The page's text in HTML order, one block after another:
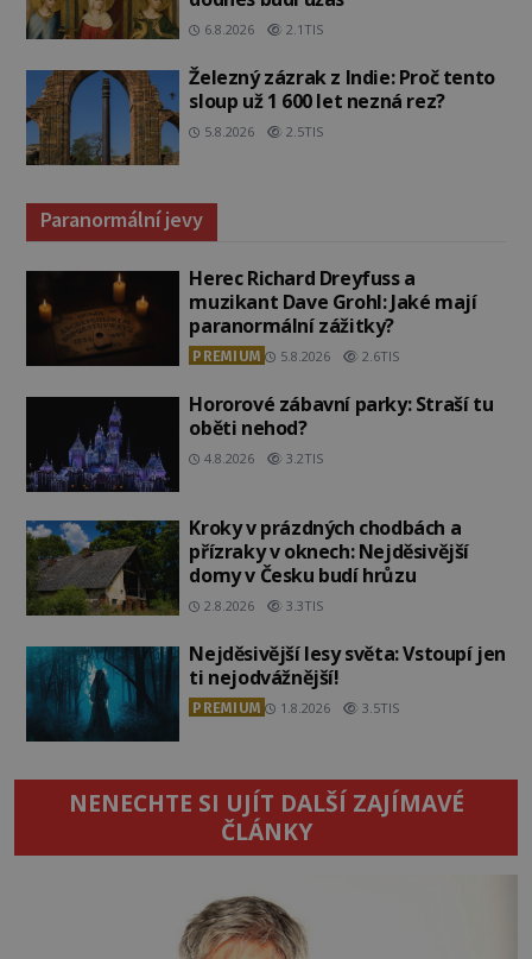
6.8.2026 2.1TIS
Železný zázrak z Indie: Proč tento
sloup už 1 600 let nezná rez?
5.8.2026 2.5TIS
Paranormální jevy
Herec Richard Dreyfuss a
muzikant Dave Grohl: Jaké mají
paranormální zážitky?
PREMIUM 5.8.2026 2.6TIS
Hororové zábavní parky: Straší tu
oběti nehod?
4.8.2026 3.2TIS
Kroky v prázdných chodbách a
přízraky v oknech: Nejděsivější
domy v Česku budí hrůzu
2.8.2026 3.3TIS
Nejděsivější lesy světa: Vstoupí jen
ti nejodvážnější!
PREMIUM 1.8.2026 3.5TIS
NENECHTE SI UJÍT DALŠÍ ZAJÍMAVÉ
ČLÁNKY